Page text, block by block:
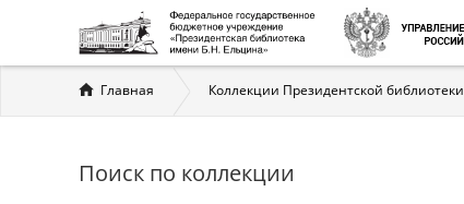
Вы
здесь
Главная Коллекции Президентской библиотеки
Поиск по коллекции